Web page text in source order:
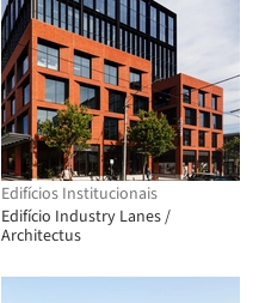
Edifícios Institucionais
Edifício Industry Lanes /
Architectus